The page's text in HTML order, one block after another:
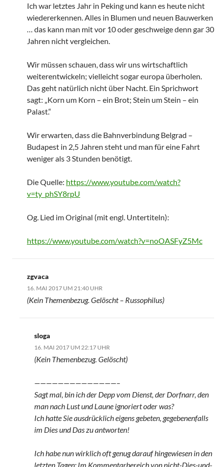
Ich war letztes Jahr in Peking und kann es heute nicht
wiedererkennen. Alles in Blumen und neuen Bauwerken
… das kann man mit vor 10 oder geschweige denn gar 30
Jahren nicht vergleichen.
Wir müssen schauen, dass wir uns wirtschaftlich
weiterentwickeln; vielleicht sogar europa überholen.
Das geht natürlich nicht über Nacht. Ein Sprichwort
sagt: „Korn um Korn – ein Brot; Stein um Stein – ein
Palast.“
Wir erwarten, dass die Bahnverbindung Belgrad –
Budapest in 2,5 Jahren steht und man für eine Fahrt
weniger als 3 Stunden benötigt.
Die Quelle: https://www.youtube.com/watch?
v=ty_phSY8rpU
Og. Lied im Original (mit engl. Untertiteln):
https://www.youtube.com/watch?v=noOASFyZ5Mc
zgvaca
16. MAI 2017 UM 21:40 UHR
(Kein Themenbezug. Gelöscht – Russophilus)
sloga
16. MAI 2017 UM 22:17 UHR
(Kein Themenbezug. Gelöscht)
——————————————–
Sagt mal, bin ich der Depp vom Dienst, der Dorfnarr, den
man nach Lust und Laune ignoriert oder was?
Ich hatte Sie ausdrücklich eigens gebeten, gegebenenfalls
im Dies und Das zu antworten!
Ich habe nun wirklich oft genug darauf hingewiesen in den
letzten Tagen: Im Kommentarbereich von nicht-Dies-und-